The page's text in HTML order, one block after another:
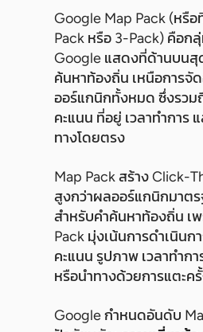
Google Map Pack (หรือ
Pack หรือ 3-Pack) คือก
Google แสดงที่ด้านบนสุ
ค้นหาท้องถิ่น เหนือการจั
ออร์แกนิกทั้งหมด ซึ่งรวม
คะแนน ที่อยู่ เวลาทำการ
ทางโดยตรง
Map Pack สร้าง Click-
สูงกว่าผลออร์แกนิกมาต
สำหรับคำค้นหาท้องถิ่น เพ
Pack มุ่งเน้นการดำเนิน
คะแนน รูปภาพ เวลาทำกา
หรือนำทางด้วยการแตะค
Google กำหนดอันดับ